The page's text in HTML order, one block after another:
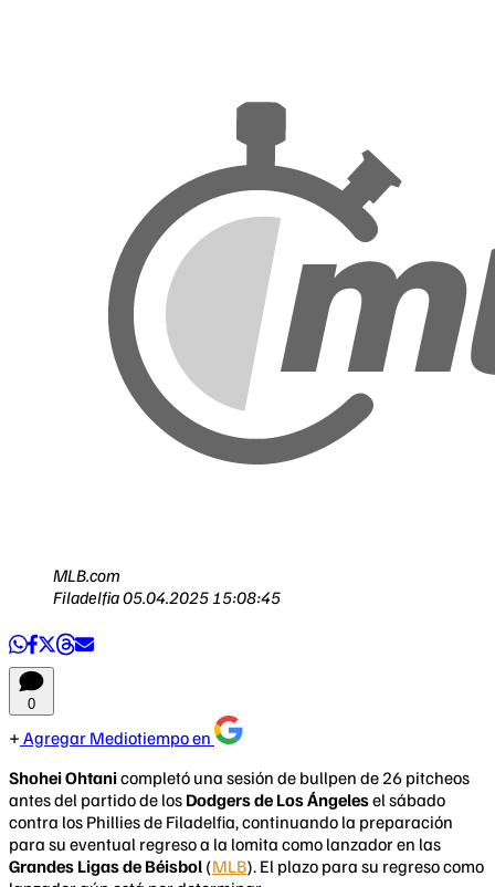
MLB.com
Filadelfia05.04.2025 15:08:45
0
Agregar Mediotiempo en
Shohei Ohtanicompletó una sesión de bullpen de 26 pitcheos
antes del partido de los Dodgers de Los Ángelesel sábado
contra los Phillies de Filadelfia, continuando la preparación
para su eventual regreso a la lomita como lanzador en las
Grandes Ligas de Béisbol (MLB). El plazo para su regreso como